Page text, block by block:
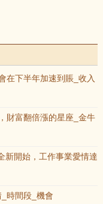
在下半年加速到賬_收入
財富翻倍漲的星座_金牛
新開始，工作事業愛情達
時間段_機會